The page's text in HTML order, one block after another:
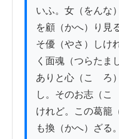
いふ。女（をんな
を顧（かへ）り見
そ優（やさ）しけ
く面魂（つらたま
ありと心（こゝろ
し。そのお志（こ
けれど。この葛籠
も換（かへ）ざる